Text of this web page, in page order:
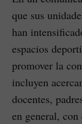
que sus
han
espacios
promover la
incluyen
docentes,
en general,